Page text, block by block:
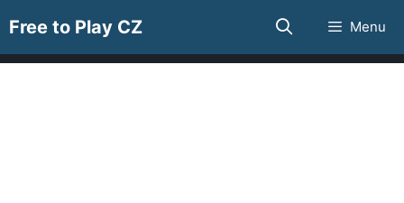
na
obsah
Free to Play CZ Menu